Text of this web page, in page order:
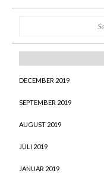
DECEMBER 2019
SEPTEMBER 2019
AUGUST 2019
JULI 2019
JANUAR 2019